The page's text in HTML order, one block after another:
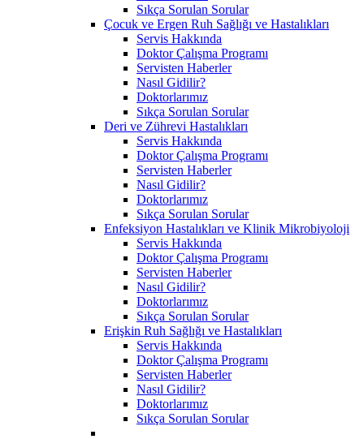
Sıkça Sorulan Sorular
Çocuk ve Ergen Ruh Sağlığı ve Hastalıkları
Servis Hakkında
Doktor Çalışma Programı
Servisten Haberler
Nasıl Gidilir?
Doktorlarımız
Sıkça Sorulan Sorular
Deri ve Zührevi Hastalıkları
Servis Hakkında
Doktor Çalışma Programı
Servisten Haberler
Nasıl Gidilir?
Doktorlarımız
Sıkça Sorulan Sorular
Enfeksiyon Hastalıkları ve Klinik Mikrobiyoloji
Servis Hakkında
Doktor Çalışma Programı
Servisten Haberler
Nasıl Gidilir?
Doktorlarımız
Sıkça Sorulan Sorular
Erişkin Ruh Sağlığı ve Hastalıkları
Servis Hakkında
Doktor Çalışma Programı
Servisten Haberler
Nasıl Gidilir?
Doktorlarımız
Sıkça Sorulan Sorular